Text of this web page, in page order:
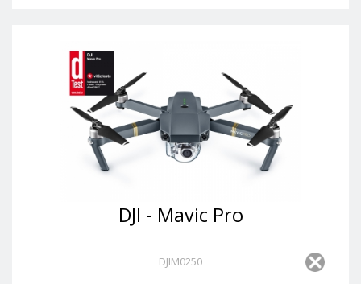
DJI - Mavic Pro
DJIM0250